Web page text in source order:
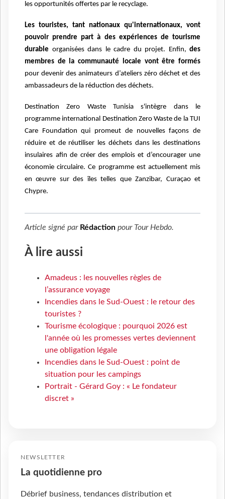
les opportunités offertes par le recyclage.
Les touristes, tant nationaux qu'internationaux, vont
pouvoir prendre part à des expériences de tourisme
durable organisées dans le cadre du projet. Enfin, des
membres de la communauté locale vont être formés
pour devenir des animateurs d’ateliers zéro déchet et des
ambassadeurs de la réduction des déchets.
Destination Zero Waste Tunisia s'intègre dans le
programme international Destination Zero Wastede la TUI
Care Foundation qui promeut de nouvelles façons de
réduire et de réutiliser les déchets dans les destinations
insulaires afin de créer des emplois et d’encourager une
économie circulaire.Ce programme est actuellement mis
en œuvre sur des îles telles que Zanzibar, Curaçao et
Chypre.
Article signé par Rédaction pour Tour Hebdo.
À lire aussi
Amadeus : les nouvelles règles de
l’assurance voyage
Incendies dans le Sud-Ouest : le retour des
touristes ?
Tourisme écologique : pourquoi 2026 est
l'année où les promesses vertes deviennent
une obligation légale
Incendies dans le Sud-Ouest : point de
situation pour les campings
Portrait - Gérard Goy : « Le fondateur
discret »
NEWSLETTER
La quotidienne pro
Débrief business, tendances distribution et